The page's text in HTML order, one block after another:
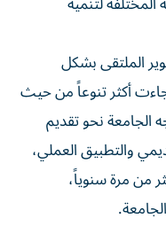
الملتقى بشكل
أكثر تنوعاً من حيث
نحو تقديم
والتطبيق العملي،
من مرة سنوياً،